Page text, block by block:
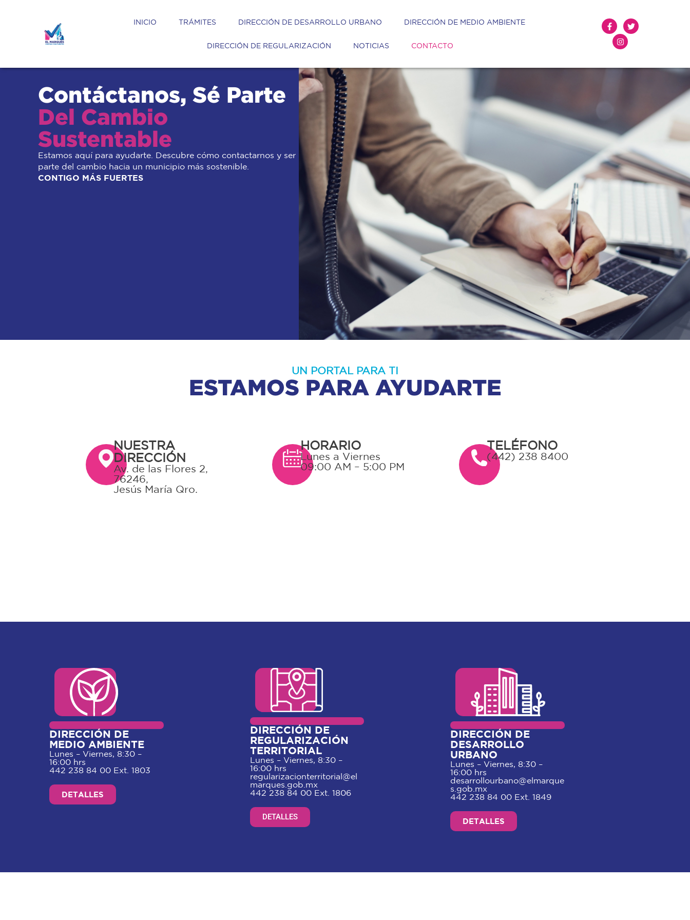
INICIO TRÁMITES DIRECCIÓN DE DESARROLLO URBANO DIRECCIÓN DE MEDIO AMBIENTE
DIRECCIÓN DE REGULARIZACIÓN NOTICIAS CONTACTO
Contáctanos, Sé Parte
Del Cambio
Sustentable
Estamos aquí para ayudarte. Descubre cómo contactarnos y ser
parte del cambio hacia un municipio más sostenible.
CONTIGO MÁS FUERTES
UN PORTAL PARA TI
ESTAMOS PARA AYUDARTE
NUESTRA
DIRECCIÓN
Av. de las Flores 2,
76246,
Jesús María Qro.
HORARIO
Lunes a Viernes
09:00 AM – 5:00 PM
TELÉFONO
(442) 238 8400
DIRECCIÓN DE
MEDIO AMBIENTE
Lunes – Viernes, 8:30 –
16:00 hrs
442 238 84 00 Ext. 1803
DETALLES
DIRECCIÓN DE
REGULARIZACIÓN
TERRITORIAL
Lunes – Viernes, 8:30 –
16:00 hrs
regularizacionterritorial@el
marques.gob.mx
442 238 84 00 Ext. 1806
DETALLES
DIRECCIÓN DE
DESARROLLO
URBANO
Lunes – Viernes, 8:30 –
16:00 hrs
desarrollourbano@elmarque
s.gob.mx
442 238 84 00 Ext. 1849
DETALLES